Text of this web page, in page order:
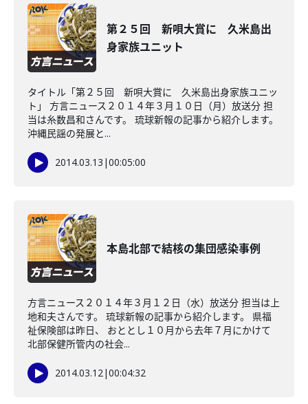
第２５回 新唄大賞に 久米島出
身家族ユニット
タイトル「第２５回 新唄大賞に 久米島出身家族ユニッ
ト」 方言ニュース２０１４年３月１０日（月）放送分 担
当は糸数昌和さんです。 琉球新報の記事から紹介します。
沖縄民謡の発展と...
2014.03.13 |00:05:00
本島北部で結核の集団感染事例
方言ニュース２０１４年３月１２日（水）放送分 担当は上
地和夫さんです。 琉球新報の記事から紹介します。 県福
祉保険部は昨日、 おととし１０月から去年７月にかけて
北部保健所管内の社会...
2014.03.12|00:04:32